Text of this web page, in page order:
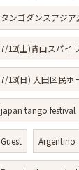
タンゴダンスアジア
7/12(土)青山スパイ
7/13(日) 大田区民ホ
japan tango festival
Guest Argentino